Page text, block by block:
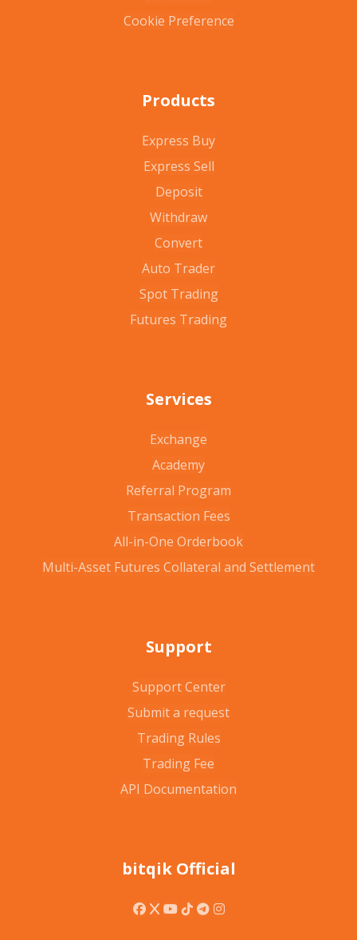
Cookie Preference
Products
Express Buy
Express Sell
Deposit
Withdraw
Convert
Auto Trader
Spot Trading
Futures Trading
Services
Exchange
Academy
Referral Program
Transaction Fees
All-in-One Orderbook
Multi-Asset Futures Collateral and Settlement
Support
Support Center
Submit a request
Trading Rules
Trading Fee
API Documentation
bitqik Official